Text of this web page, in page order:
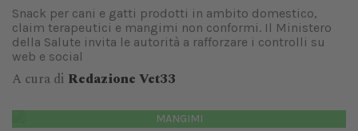
Snack per cani e gatti prodotti in ambito domestico,
claim terapeutici e mangimi non conformi. Il Ministero
della Salute invita le autorità a rafforzare i controlli su
web e social
A cura di Redazione Vet33
MANGIMI